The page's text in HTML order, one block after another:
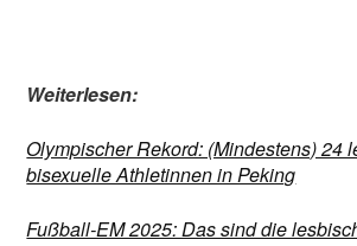
Weiterlesen:
Olympischer Rekord: (Mindestens) 24
bisexuelle Athletinnen in Peking
Fußball-EM 2025: Das sind die